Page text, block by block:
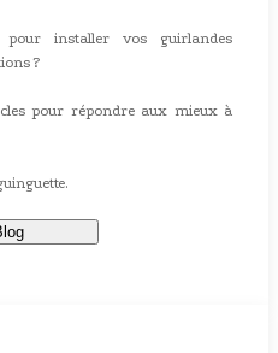
pour installer vos guirlandes
?
pour répondre aux mieux à